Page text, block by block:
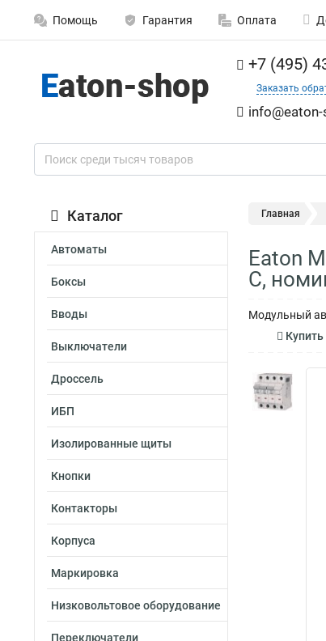
Помощь Гарантия Оплата
+7 (495)
Заказать
Каталог
Автоматы
Боксы
Вводы
Выключатели
Дроссель
ИБП
Изолированные щиты
Кнопки
Контакторы
Корпуса
Маркировка
Низковольтовое оборудование
Переключатели
Главная
Eaton
C,
Модульный